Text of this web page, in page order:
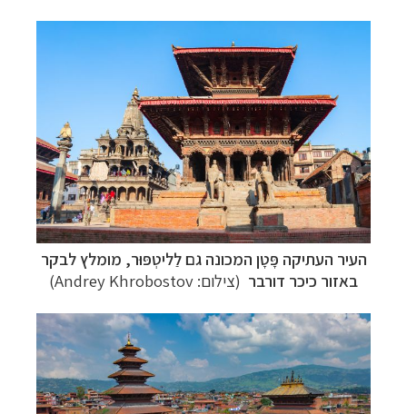
העיר העתיקה פָּטָן המכונה גם לַליטְפּוּר, מומלץ לבקר
באזור כיכר דורבר (צילום: Andrey Khrobostov
)